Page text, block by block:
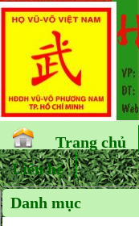
Trang chủ
Liên hệ
Danh mục